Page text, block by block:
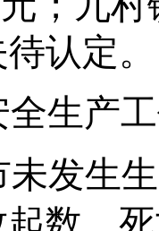
认定。
全生产
未发生